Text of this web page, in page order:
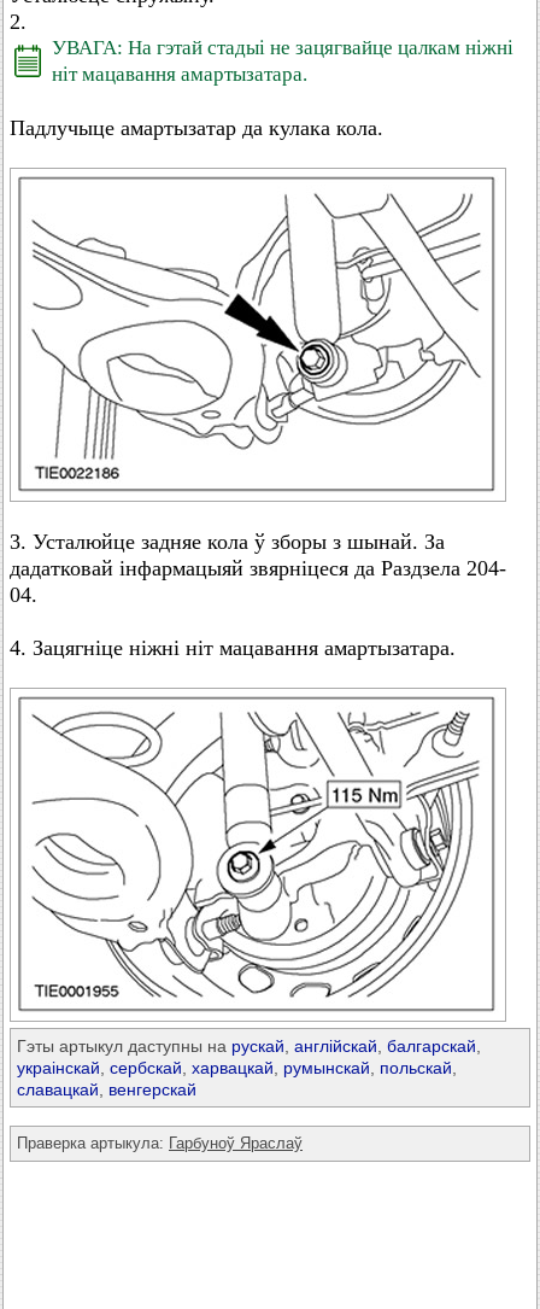
2.
УВАГА: На гэтай стадыі не зацягвайце цалкам ніжні
ніт мацавання амартызатара.
Падлучыце амартызатар да кулака кола.
3. Усталюйце задняе кола ў зборы з шынай. За
дадатковай інфармацыяй звярніцеся да Раздзела 204-
04.
4. Зацягніце ніжні ніт мацавання амартызатара.
Гэты артыкул даступны на рускай англійскай балгарскай
украінскай сербскай харвацкай румынскай польскай
славацкай
венгерскай
Праверка артыкула: Гарбуноў Яраслаў